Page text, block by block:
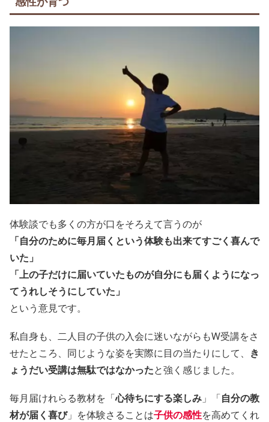
体験談でも多くの方が口をそろえて言うのが
「自分のために毎月届くという体験も出来てすごく喜んで
いた」
「上の子だけに届いていたものが自分にも届くようになっ
てうれしそうにしていた」
という意見です。
私自身も、二人目の子供の入会に迷いながらもW受講をさ
せたところ、同じような姿を実際に目の当たりにして、 き
ょうだい受講は無駄ではなかったと強く感じました。
毎月届けれらる教材を「心待ちにする楽しみ 」「自分の教
材が届く喜び」を体験さることは子供の感性を高めてくれ